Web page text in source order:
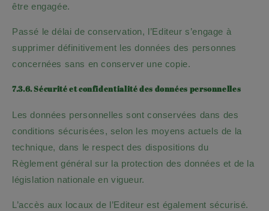
être engagée.
Passé le délai de conservation, l’Editeur s’engage à
supprimer définitivement les données des personnes
concernées sans en conserver une copie.
7.3.6. Sécurité et confidentialité des données personnelles
Les données personnelles sont conservées dans des
conditions sécurisées, selon les moyens actuels de la
technique, dans le respect des dispositions du
Règlement général sur la protection des données et de la
législation nationale en vigueur.
L’accès aux locaux de l’Editeur est également sécurisé.